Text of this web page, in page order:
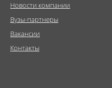
Новости компании
Вузы-партнеры
Вакансии
Контакты